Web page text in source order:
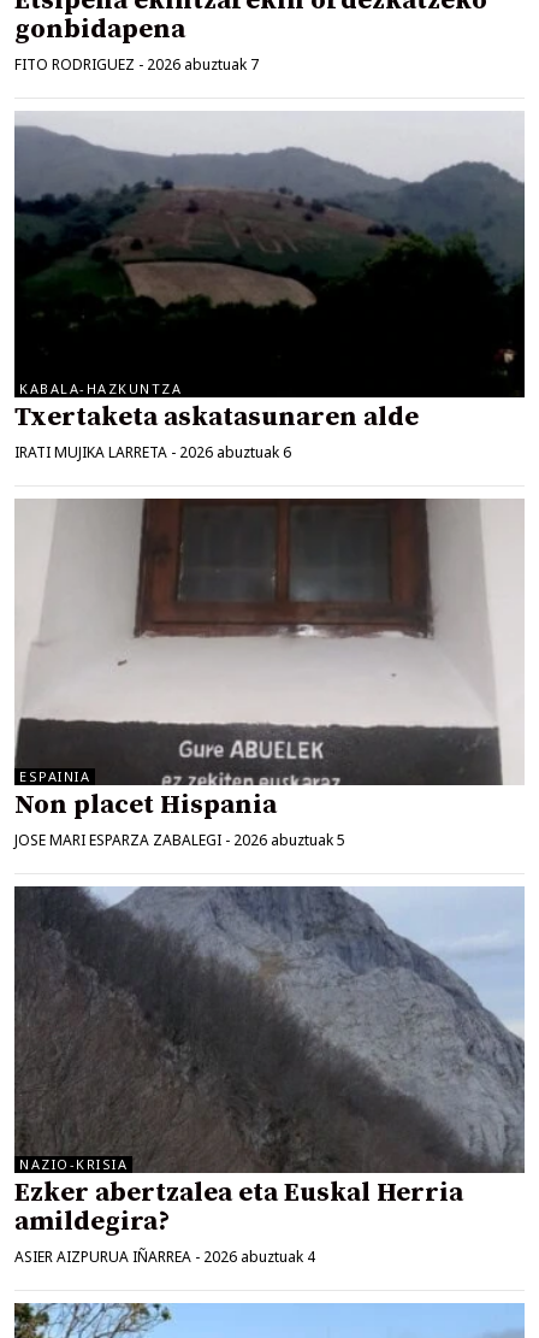
gonbidapena
FITO RODRIGUEZ - 2026 abuztuak 7
KABALA-HAZKUNTZA
Txertaketa askatasunaren alde
IRATI MUJIKA LARRETA - 2026 abuztuak 6
ESPAINIA
Non placet Hispania
JOSE MARI ESPARZA ZABALEGI - 2026 abuztuak 5
NAZIO-KRISIA
Ezker abertzalea eta Euskal Herria
amildegira?
ASIER AIZPURUA IÑARREA - 2026 abuztuak 4